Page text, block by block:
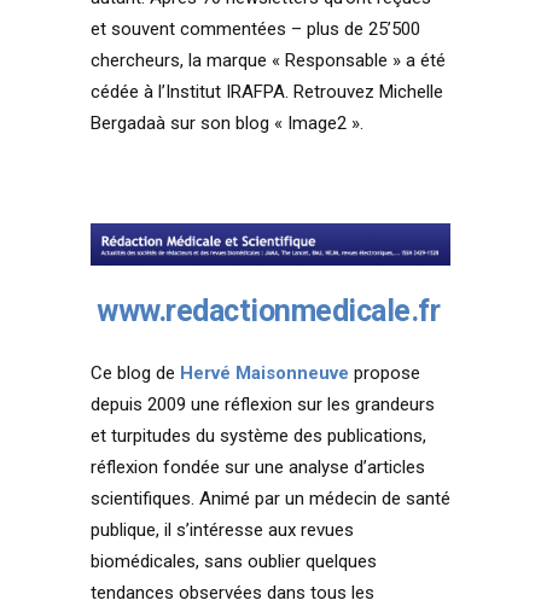
et souvent commentées – plus de 25’500
chercheurs, la marque « Responsable » a été
cédée à l’Institut IRAFPA. Retrouvez Michelle
Bergadaà sur son blog « Image2 ».
www.redactionmedicale.fr
Ce blog de Hervé Maisonneuve propose
depuis 2009 une réflexion sur les grandeurs
et turpitudes du système des publications,
réflexion fondée sur une analyse d’articles
scientifiques. Animé par un médecin de santé
publique, il s’intéresse aux revues
biomédicales, sans oublier quelques
tendances observées dans tous les